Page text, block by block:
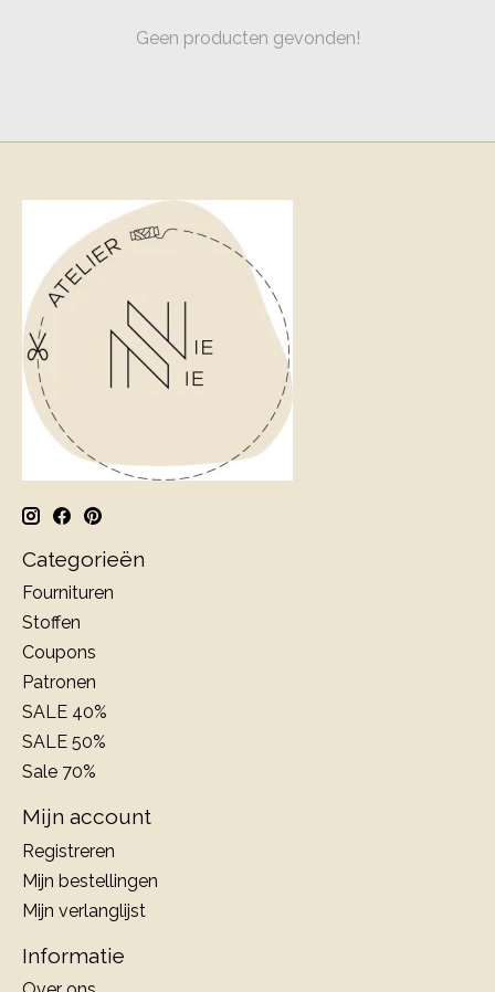
Geen producten gevonden!
Categorieën
Fournituren
Stoffen
Coupons
Patronen
SALE 40%
SALE 50%
Sale 70%
Mijn account
Registreren
Mijn bestellingen
Mijn verlanglijst
Informatie